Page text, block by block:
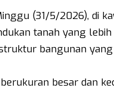
(31/5/2026), di
tanah yang
bangunan
besar dan